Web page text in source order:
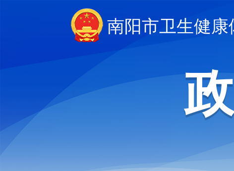
南阳市卫生健